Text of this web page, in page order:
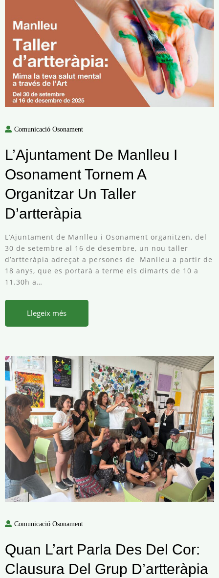
Comunicació Osonament
L’Ajuntament De Manlleu I
Osonament Tornem A
Organitzar Un Taller
D’artteràpia
L’Ajuntament de Manlleu i Osonament organitzen, del
30 de setembre al 16 de desembre, un nou taller
d’artteràpia adreçat a persones de Manlleu a partir de
18 anys, que es portarà a terme els dimarts de 10 a
11.30h a…
Llegeix més
Comunicació Osonament
Quan L’art Parla Des Del Cor:
Clausura Del Grup D’artteràpia